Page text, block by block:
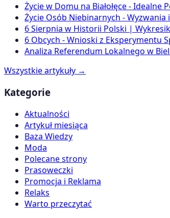
Życie w Domu na Białołęce -
Życie Osób Niebinarnych -
6 Sierpnia w Historii Polski |
6 Obcych - Wnioski z Eksperymentu
Analiza Referendum Lokalnego w
Wszystkie artykuły →
Kategorie
Aktualności
Artykuł miesiąca
Baza Wiedzy
Moda
Polecane strony
Prasoweczki
Promocja i Reklama
Relaks
Warto przeczytać